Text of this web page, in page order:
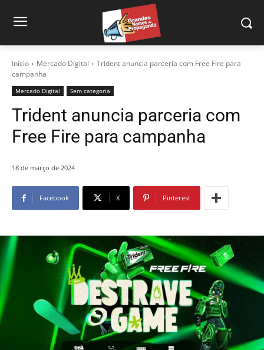
Início Mercado Digital
Trident anuncia parceria com Free Fire para
campanha
Mercado Digital Sem categoria
Trident anuncia parceria com
Free Fire para campanha
18 de março de 2024
Facebook X Pinterest